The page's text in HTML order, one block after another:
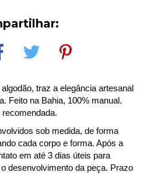
, traz a elegância artesanal
Feito na Bahia, 100% manual.
sob medida, de forma
cada corpo e forma. Após a
em até 3 dias úteis para
desenvolvimento da peça. Prazo